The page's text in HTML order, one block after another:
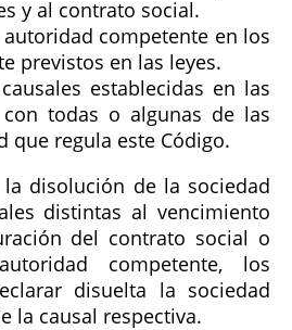
y al contrato social.
competente en los
previstos en las leyes.
establecidas en las
todas o algunas de las
que regula este Código.
disolución de la sociedad
distintas al vencimiento
del contrato social o
competente, los
disuelta la sociedad
la causal respectiva.